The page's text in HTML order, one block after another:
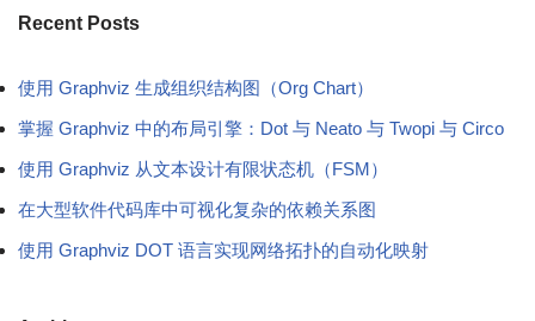
Recent Posts
使用 Graphviz 生成组织结构图（Org Chart）
掌握 Graphviz 中的布局引擎：Dot 与 Neato 与 Twopi 与 Circo
使用 Graphviz 从文本设计有限状态机（FSM）
在大型软件代码库中可视化复杂的依赖关系图
使用 Graphviz DOT 语言实现网络拓扑的自动化映射